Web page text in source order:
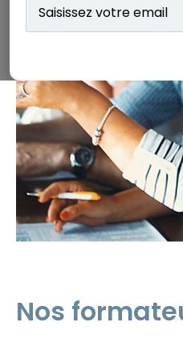
Nos
votre
email